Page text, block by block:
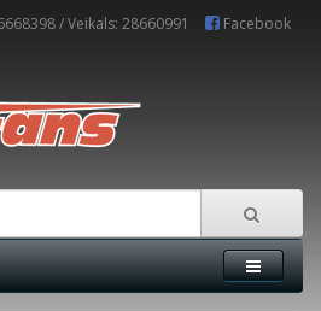
/ Veikals: 28660991 Facebook